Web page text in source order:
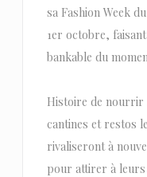
sa Fashion Week
1er octobre,
bankable du
Histoire de nourrir
cantines et restos
rivaliseront à
pour attirer à